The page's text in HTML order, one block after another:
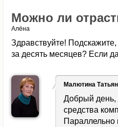
Можно ли
Алёна
Здравствуйте!
за десять месяцев? Если
Малютина
Добрый день,
средства
Параллельно